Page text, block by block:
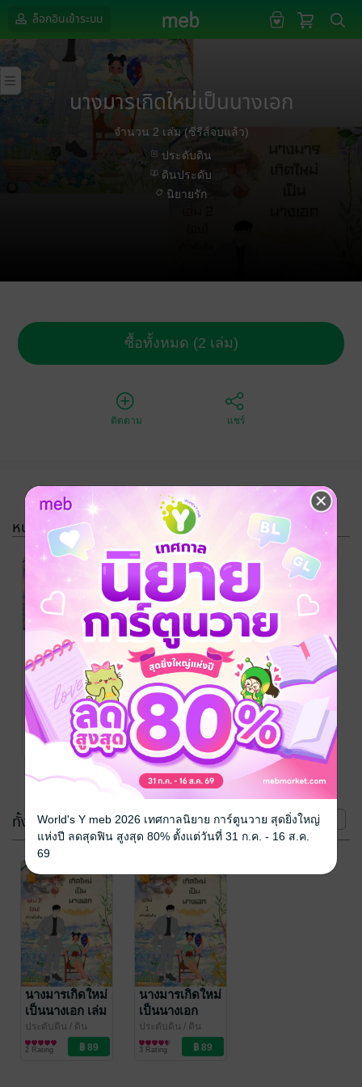
ล็อกอินเข้าระบบ
นางมารเกิดใหม่เป็นนางเอก
จำนวน 2 เล่ม (ซีรีส์จบแล้ว)
ประดับดิน
ดินประดับ
นิยายรัก
ซื้อทั้งหมด (2 เล่ม)
ติดตาม แชร์
หนังสือรวมชุด
SET นางมาร
เกิดใหม่เป็น
นางเอก
ประดับดิน
/ ดิน
ประดับ
นิยายรัก
3 Rating
ทั้งหมด(2 เล่ม) หน้าที่ 1
นางมารเกิดใหม่
เป็นนางเอก เล่ม
2 (จบ)
ประดับดิน / ดิน
ประดับ
นิยายรัก
2 Rating
นางมารเกิดใหม่
เป็นนางเอก
(เล่ม 1)
ประดับดิน / ดิน
ประดับ
นิยายรัก
3 Rating
World's Y meb 2026 เทศกาลนิยาย การ์ตูนวาย สุดยิ่งใหญ่
แห่งปี ลดสุดฟิน สูงสุด 80% ตั้งแต่วันที่ 31 ก.ค. - 16 ส.ค.
69